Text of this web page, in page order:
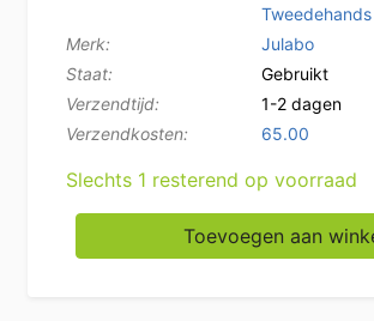
Merk:
Julabo
Staat:
Gebruikt
Verzendtijd:
1-2 dagen
Verzendkosten:
65.00
Slechts 1 resterend op voorraad
RVS Julabo Laboratorium
Toevoegen aan